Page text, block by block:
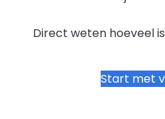
Direct weten hoeveel
Start met